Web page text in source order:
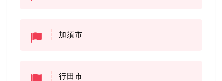
加須市
行田市